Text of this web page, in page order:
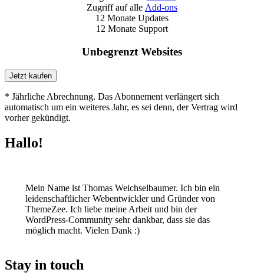
Zugriff auf alle Add-ons
12 Monate Updates
12 Monate Support
Unbegrenzt Websites
Jetzt kaufen
* Jährliche Abrechnung. Das Abonnement verlängert sich
automatisch um ein weiteres Jahr, es sei denn, der Vertrag wird
vorher gekündigt.
Hallo!
Mein Name ist Thomas Weichselbaumer. Ich bin ein
leidenschaftlicher Webentwickler und Gründer von
ThemeZee. Ich liebe meine Arbeit und bin der
WordPress-Community sehr dankbar, dass sie das
möglich macht. Vielen Dank :)
Stay in touch